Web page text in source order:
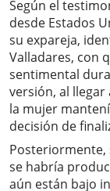
Según el
desde Estados
su expareja,
Valladares, con
sentimental
versión, al
la mujer
decisión de
Posteriormente,
se habría
aún están bajo